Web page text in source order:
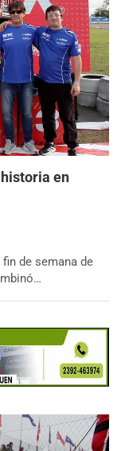
historia en
fin de semana de